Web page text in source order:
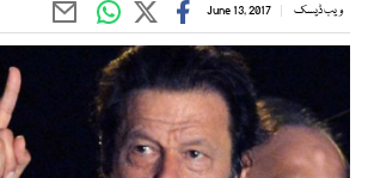
ویب ڈیسک June 13, 2017